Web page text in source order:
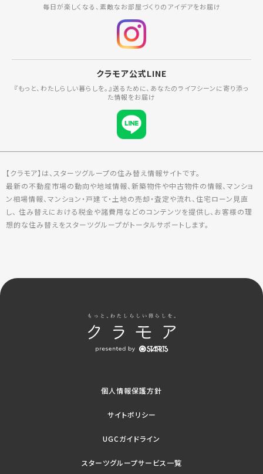
毎日が楽しくなる、素敵なお部屋づくりのアイデアをお届け
クラモア公式LINE
『もっと、わたしらしい暮らしを。』送るために、あなたのライフシーンに寄り添っ
た情報をお届け
【クラモア】は、スターツグループの住み替え情報サイトです。
最新の不動産市場の動向や地域情報、新築物件や中古物件の情報、マンショ
ン相場情報、マンション・戸建て・土地の売却・査定や流れ、住宅ローン見直
し、 住み替えにおける税金や諸費用などのコンテンツを提供し、お客様の理
想的な住み替えをスターツグループがトータルサポートします。
個人情報保護方針
サイトポリシー
UGCガイドライン
スターツグループサービス一覧